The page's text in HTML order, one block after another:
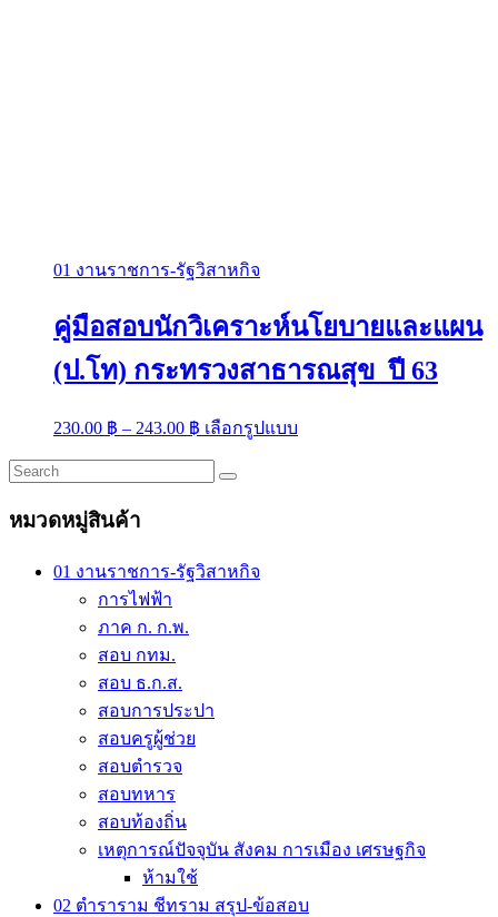
01 งานราชการ-รัฐวิสาหกิจ
คู่มือสอบนักวิเคราะห์นโยบายและแผน
(ป.โท) กระทรวงสาธารณสุข ปี 63
230.00 ฿ – 243.00 ฿ Price
range:
230.00 ฿
เลือกรูปแบบ
product
หมวดหมู่สินค้า
01 งานราชการ-รัฐวิสาหกิจ
การไฟฟ้า
ภาค ก. ก.พ.
สอบ กทม.
สอบ ธ.ก.ส.
สอบการประปา
สอบครูผู้ช่วย
สอบตำรวจ
สอบทหาร
สอบท้องถิ่น
เหตุการณ์ปัจจุบัน สังคม การเมือง เศรษฐกิจ
ห้ามใช้
02 ตำราราม ชีทราม สรุป-ข้อสอบ